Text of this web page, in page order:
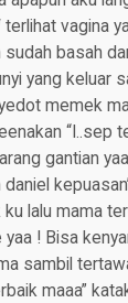
terlihat vagina
basah
yang keluar
memek
“I..sep
gantian
lalu mama
! Bisa
sambil
maaa”